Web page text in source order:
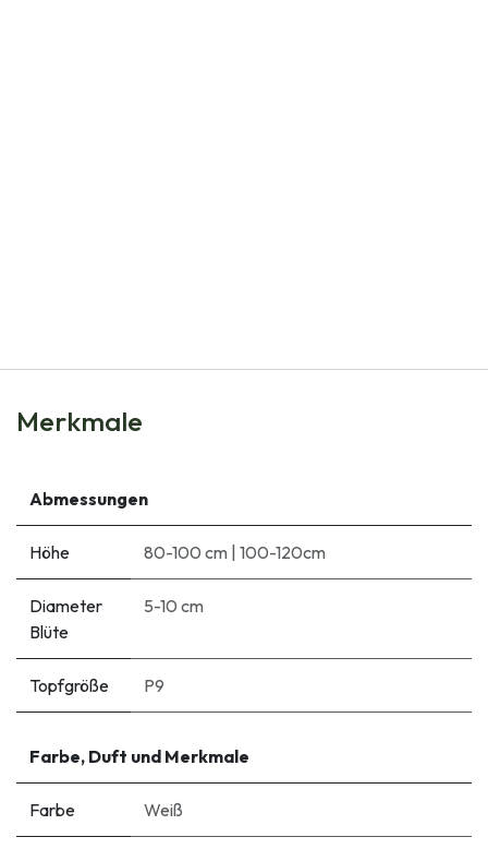
Merkmale
Abmessungen
Höhe 80-100 cm | 100-120cm
Diameter
Blüte
5-10 cm
Topfgröße P9
Farbe, Duft und Merkmale
Farbe Weiß